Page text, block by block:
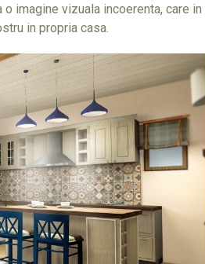
imagine vizuala incoerenta, care in
in propria casa.